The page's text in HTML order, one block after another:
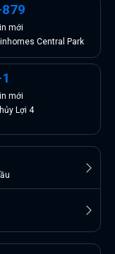
879
mới
Central Park
1
mới
Lợi 4